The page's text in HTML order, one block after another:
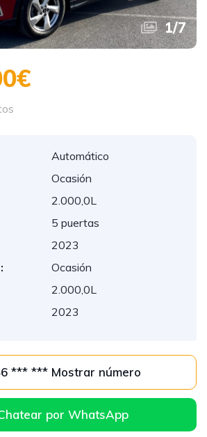
1/7
Automático
Ocasión
2.000,0L
5 puertas
2023
Ocasión
2.000,0L
2023
346 *** *** Mostrar número
por WhatsApp